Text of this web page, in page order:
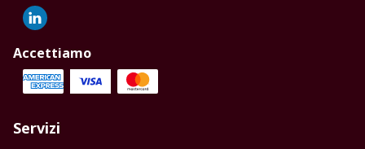
Accettiamo
Servizi